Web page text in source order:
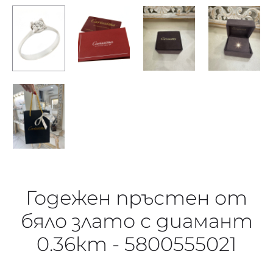
Годежен пръстен от
бяло злато с диамант
0.36кт - 5800555021